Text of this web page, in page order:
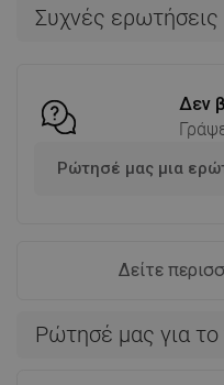
Συχνές ερωτήσεις
Δεν
Ρώτησέ μας μια
Δείτε
Ρώτησέ μας για το